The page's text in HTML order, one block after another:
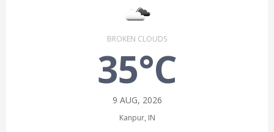
BROKEN CLOUDS
35°C
9 AUG, 2026
Kanpur, IN